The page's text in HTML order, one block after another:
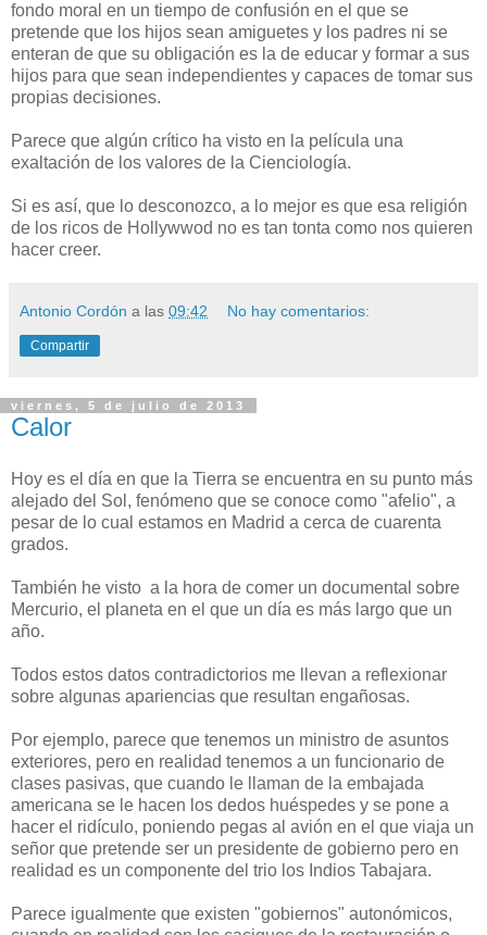
fondo moral en un tiempo de confusión en el que se
pretende que los hijos sean amiguetes y los padres ni se
enteran de que su obligación es la de educar y formar a sus
hijos para que sean independientes y capaces de tomar sus
propias decisiones.
Parece que algún crítico ha visto en la película una
exaltación de los valores de la Cienciología.
Si es así, que lo desconozco, a lo mejor es que esa religión
de los ricos de Hollywwod no es tan tonta como nos quieren
hacer creer.
Antonio Cordón a las 09:42 No hay comentarios:
Compartir
viernes, 5 de julio de 2013
Calor
Hoy es el día en que la Tierra se encuentra en su punto más
alejado del Sol, fenómeno que se conoce como "afelio", a
pesar de lo cual estamos en Madrid a cerca de cuarenta
grados.
También he visto a la hora de comer un documental sobre
Mercurio, el planeta en el que un día es más largo que un
año.
Todos estos datos contradictorios me llevan a reflexionar
sobre algunas apariencias que resultan engañosas.
Por ejemplo, parece que tenemos un ministro de asuntos
exteriores, pero en realidad tenemos a un funcionario de
clases pasivas, que cuando le llaman de la embajada
americana se le hacen los dedos huéspedes y se pone a
hacer el ridículo, poniendo pegas al avión en el que viaja un
señor que pretende ser un presidente de gobierno pero en
realidad es un componente del trio los Indios Tabajara.
Parece igualmente que existen "gobiernos" autonómicos,